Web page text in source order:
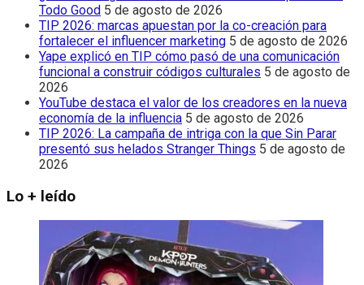
Todo Good 5 de agosto de 2026
TIP 2026: marcas apuestan por la co-creación para
fortalecer el influencer marketing 5 de agosto de 2026
Yape explicó en TIP cómo pasó de una comunicación
funcional a construir códigos culturales 5 de agosto de
2026
YouTube destaca el valor de los creadores en la nueva
economía de la influencia 5 de agosto de 2026
TIP 2026: La campaña de intriga con la que Sin Parar
presentó sus helados Stranger Things 5 de agosto de
2026
Lo + leído